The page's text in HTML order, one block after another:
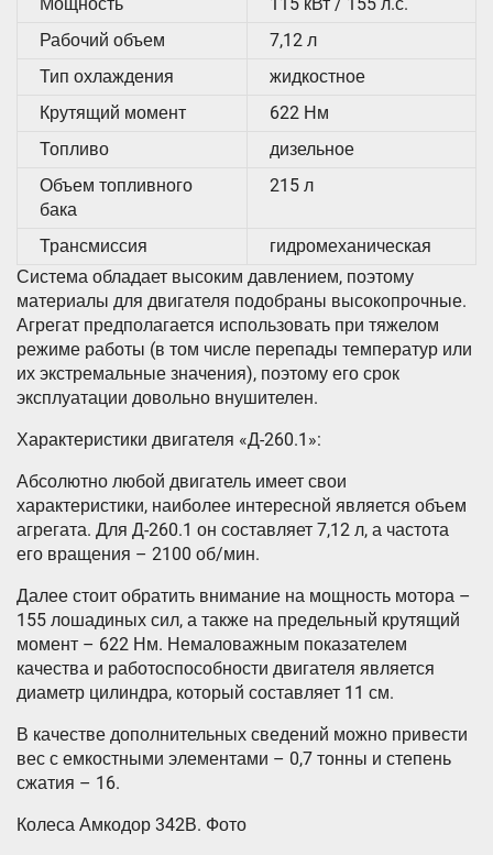
Рабочий объем
7,12 л
Тип охлаждения
жидкостное
Крутящий момент
622 Нм
Топливо
дизельное
Объем топливного
бака
215 л
Трансмиссия
гидромеханическая
Система обладает высоким давлением, поэтому
материалы для двигателя подобраны высокопрочные.
Агрегат предполагается использовать при тяжелом
режиме работы (в том числе перепады температур или
их экстремальные значения), поэтому его срок
эксплуатации довольно внушителен.
Характеристики двигателя «Д-260.1»:
Абсолютно любой двигатель имеет свои
характеристики, наиболее интересной является объем
агрегата. Для Д-260.1 он составляет 7,12 л, а частота
его вращения – 2100 об/мин.
Далее стоит обратить внимание на мощность мотора –
155 лошадиных сил, а также на предельный крутящий
момент – 622 Нм. Немаловажным показателем
качества и работоспособности двигателя является
диаметр цилиндра, который составляет 11 см.
В качестве дополнительных сведений можно привести
вес с емкостными элементами – 0,7 тонны и степень
сжатия – 16.
Колеса Амкодор 342В. Фото